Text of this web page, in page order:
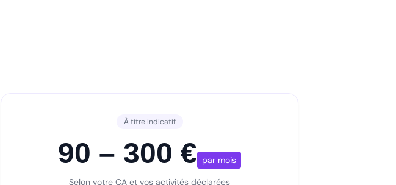
À titre indicatif
90 – 300 € par mois
Selon votre CA et vos activités déclarées